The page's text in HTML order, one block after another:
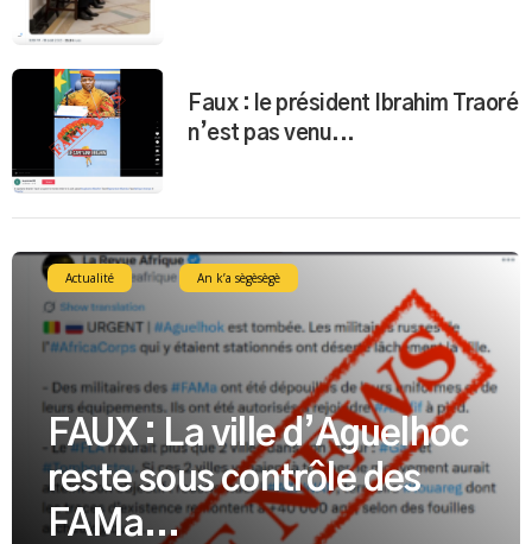
Faux : le président Ibrahim Traoré
n’est pas venu...
Actualité An k’a sègèsègè
FAUX : La ville d’Aguelhoc
reste sous contrôle des
FAMa...